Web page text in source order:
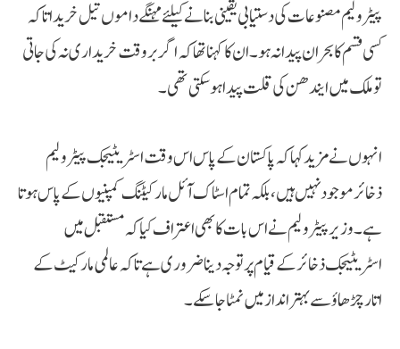
پیٹرولیم مصنوعات کی دستیابی یقینی بنانے کیلئے مہنگے داموں تیل خریدا تاکہ
کسی قسم کا بحران پیدا نہ ہو۔ ان کا کہنا تھا کہ اگر بروقت خریداری نہ کی جاتی
تو ملک میں ایندھن کی قلت پیدا ہو سکتی تھی۔
انہوں نے مزید کہا کہ پاکستان کے پاس اس وقت اسٹریٹیجک پیٹرولیم
ذخائر موجود نہیں ہیں، بلکہ تمام اسٹاک آئل مارکیٹنگ کمپنیوں کے پاس ہوتا
ہے۔ وزیر پیٹرولیم نے اس بات کا بھی اعتراف کیا کہ مستقبل میں
اسٹریٹیجک ذخائر کے قیام پر توجہ دینا ضروری ہے تاکہ عالمی مارکیٹ کے
اتار چڑھاؤ سے بہتر انداز میں نمٹا جا سکے۔